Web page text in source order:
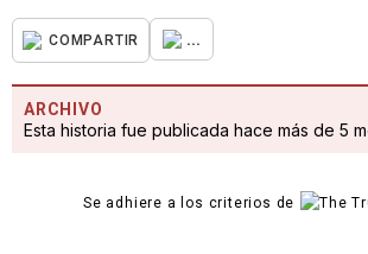
COMPARTIR ...
ARCHIVO
Esta historia fue publicada hace más de 5
Se adhiere a los criterios de